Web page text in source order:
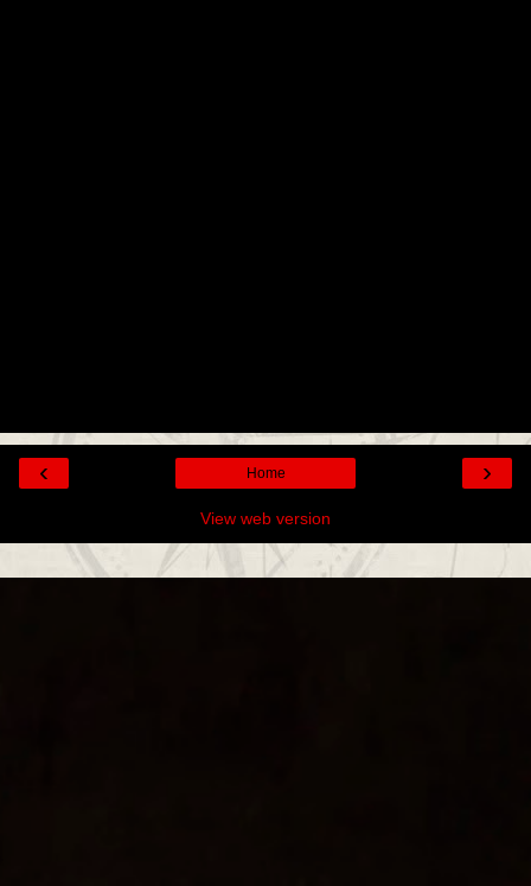
‹ ›
Home
View web version